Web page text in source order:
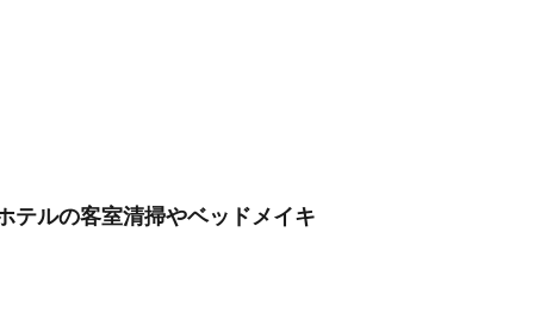
テルの客室清掃やベッドメイキ